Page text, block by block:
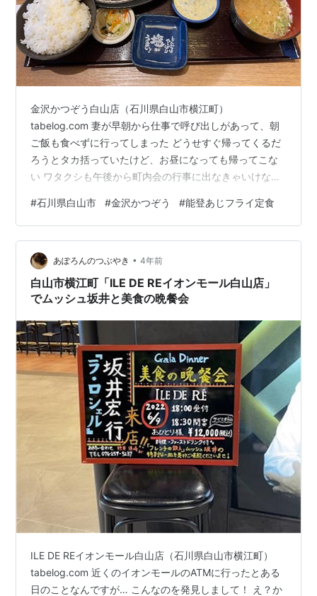
金沢かつぞう白山店（石川県白山市横江町）
tabelog.com 妻が早朝から仕事で呼び出しがあって、朝
ご飯も食べずに行ってしまった どうせすぐ帰ってくるだ
ろうとタカ括っていたけど、お昼になっても帰ってこな
い ワタクシも午後から町内会の行事に出なきゃいけなく
時…いつの間にやらこんな時間 妻が休日出勤から帰って
きた 朝にコーヒーを一杯飲んだだけのワタクシたち、極
限にまで腹が減ってる こういう時は…美味い揚げ物とて
んこ盛り白飯だな！ 訪問日 2022年10月16日 メニュー 能
登あじフライ定食＋タルタルソース 前回訪問時（二か月
前）はアジフライ…
#石川県白山市 #金沢かつぞう #能登あじフライ定食
あぽろんのつぶやき • 4年前
白山市横江町「ILE DE REイオンモール白山店」
でムッシュ坂井と美食の晩餐会
ILE DE REイオンモール白山店（石川県白山市横江町）
tabelog.com 近くのイオンモールのATMに行ったとある
日のことなんですが… こんなのを発見しまして！ え？か